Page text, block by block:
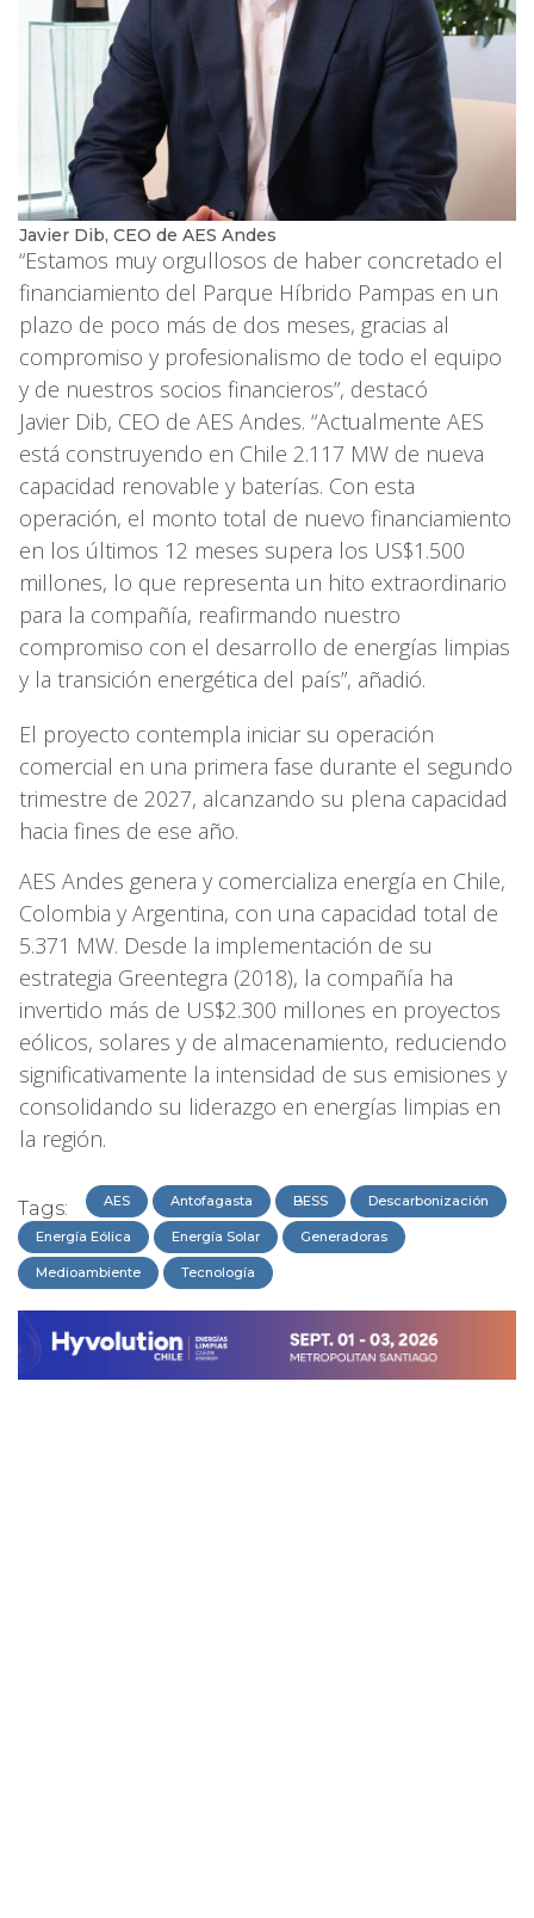
Javier Dib, CEO de AES Andes
“Estamos muy orgullosos de haber concretado el
financiamiento del Parque Híbrido Pampas en un
plazo de poco más de dos meses, gracias al
compromiso y profesionalismo de todo el equipo
y de nuestros socios financieros”, destacó
Javier Dib, CEO de AES Andes. “Actualmente AES
está construyendo en Chile 2.117 MW de nueva
capacidad renovable y baterías. Con esta
operación, el monto total de nuevo financiamiento
en los últimos 12 meses supera los US$1.500
millones, lo que representa un hito extraordinario
para la compañía, reafirmando nuestro
compromiso con el desarrollo de energías limpias
y la transición energética del país”, añadió.
El proyecto contempla iniciar su operación
comercial en una primera fase durante el segundo
trimestre de 2027, alcanzando su plena capacidad
hacia fines de ese año.
AES Andes genera y comercializa energía en Chile,
Colombia y Argentina, con una capacidad total de
5.371 MW. Desde la implementación de su
estrategia Greentegra (2018), la compañía ha
invertido más de US$2.300 millones en proyectos
eólicos, solares y de almacenamiento, reduciendo
significativamente la intensidad de sus emisiones y
consolidando su liderazgo en energías limpias en
la región.
Tags: AES Antofagasta BESS Descarbonización
Energía Eólica Energía Solar Generadoras
Medioambiente Tecnología